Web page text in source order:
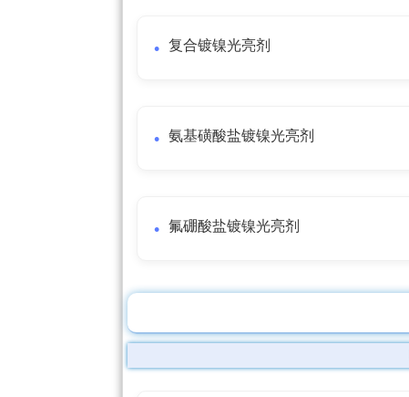
复合镀镍光亮剂
氨基磺酸盐镀镍光亮剂
氟硼酸盐镀镍光亮剂